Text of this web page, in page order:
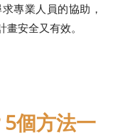
專業人員的協助，
安全又有效。
個方法一